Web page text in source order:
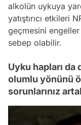
alkolün uykuya
yatıştırıcı etkileri
geçmesini engeller
sebep olabilir.
Uyku hapları
olumlu yönünü
sorunlarınız